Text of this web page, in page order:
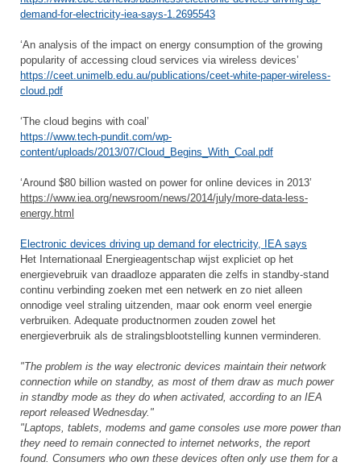
demand-for-electricity-iea-says-1.2695543
‘An analysis of the impact on energy consumption of the growing
popularity of accessing cloud services via wireless devices’
https://ceet.unimelb.edu.au/publications/ceet-white-paper-wireless-
cloud.pdf
‘The cloud begins with coal’
https://www.tech-pundit.com/wp-
content/uploads/2013/07/Cloud_Begins_With_Coal.pdf
‘Around $80 billion wasted on power for online devices in 2013’
https://www.iea.org/newsroom/news/2014/july/more-data-less-
energy.html
Electronic devices driving up demand for electricity, IEA says
Het Internationaal Energieagentschap wijst expliciet op het
energievebruik van draadloze apparaten die zelfs in standby-stand
continu verbinding zoeken met een netwerk en zo niet alleen
onnodige veel straling uitzenden, maar ook enorm veel energie
verbruiken. Adequate productnormen zouden zowel het
energieverbruik als de stralingsblootstelling kunnen verminderen.
"The problem is the way electronic devices maintain their network
connection while on standby, as most of them draw as much power
in standby mode as they do when activated, according to an IEA
report released Wednesday."
"Laptops, tablets, modems and game consoles use more power than
they need to remain connected to internet networks, the report
found. Consumers who own these devices often only use them for a